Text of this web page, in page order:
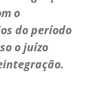
o
do período
o juízo